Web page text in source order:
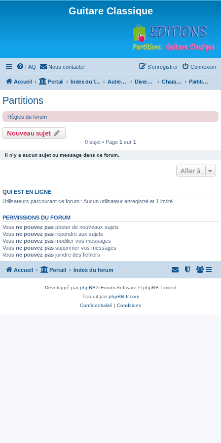
Guitare Classique
FAQ Nous contacter Connexion
S’enregistrer
Accueil Portail Index du forum Autres instruments à cordes pincées, ou styles Divers instruments Charango Partitions
Partitions
Règles du forum
Nouveau sujet
0 sujet • Page 1 sur 1
Il n’y a aucun sujet ou message dans ce forum.
Aller à
QUI EST EN LIGNE
Utilisateurs parcourant ce forum : Aucun utilisateur enregistré et 1 invité
PERMISSIONS DU FORUM
Vous ne pouvez pas poster de nouveaux sujets
Vous ne pouvez pas répondre aux sujets
Vous ne pouvez pas modifier vos messages
Vous ne pouvez pas supprimer vos messages
Vous ne pouvez pas joindre des fichiers
Accueil Portail Index du forum
Développé parphpBB® Forum Software © phpBB Limited
Traduit parphpBB-fr.com
Confidentialité | Conditions